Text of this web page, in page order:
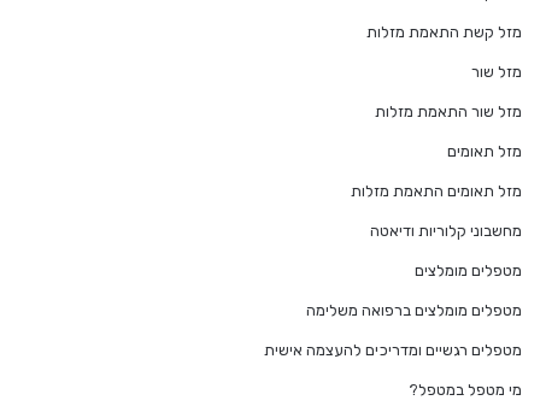
מזל קשת התאמת מזלות
מזל שור
מזל שור התאמת מזלות
מזל תאומים
מזל תאומים התאמת מזלות
מחשבוני קלוריות ודיאטה
מטפלים מומלצים
מטפלים מומלצים ברפואה משלימה
מטפלים רגשיים ומדריכים להעצמה אישית
מי מטפל במטפל?